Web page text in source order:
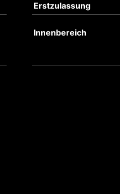
Erstzulassung
Innenbereich